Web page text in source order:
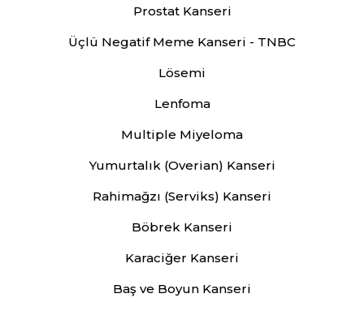
Prostat Kanseri
Üçlü Negatif Meme Kanseri - TNBC
Lösemi
Lenfoma
Multiple Miyeloma
Yumurtalık (Overian) Kanseri
Rahimağzı (Serviks) Kanseri
Böbrek Kanseri
Karaciğer Kanseri
Baş ve Boyun Kanseri